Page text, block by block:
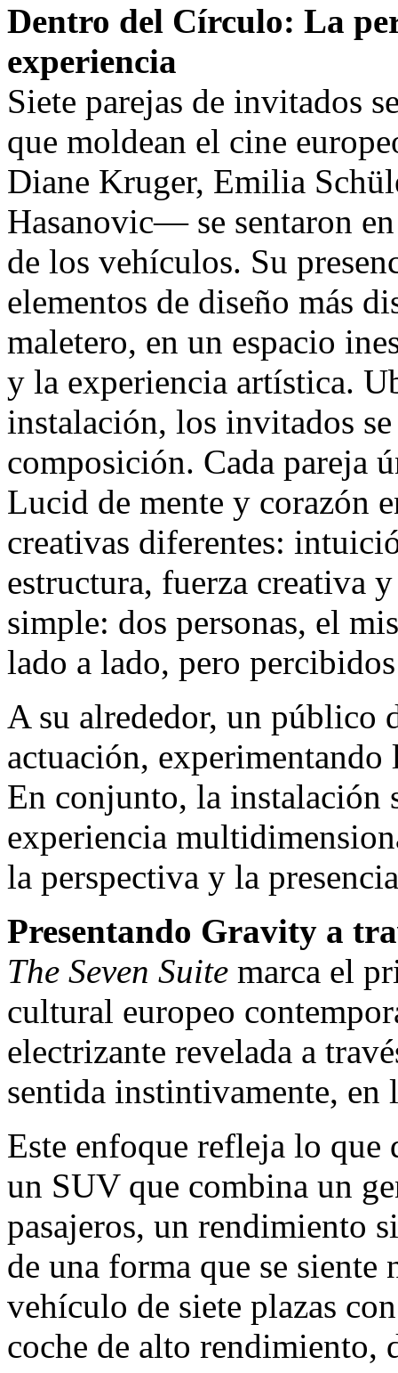
Dentro del Círculo: La
experiencia
Siete parejas de invitados
que moldean el cine
Diane Kruger, Emilia
Hasanovic— se sentaron
de los vehículos. Su
elementos de diseño más
maletero, en un espacio
y la experiencia artística.
instalación, los invitados
composición. Cada pareja
Lucid de mente y corazón
creativas diferentes:
estructura, fuerza creativa
simple: dos personas, el
lado a lado, pero
A su alrededor, un público
actuación, experimentando
En conjunto, la instalación
experiencia
la perspectiva y la
Presentando Gravity a
The Seven Suite marca el
cultural europeo
electrizante revelada a
sentida instintivamente, en
Este enfoque refleja lo
un SUV que combina un
pasajeros, un rendimiento
de una forma que se
vehículo de siete plazas
coche de alto rendimiento,